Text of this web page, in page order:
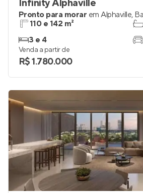
Infinity Alphaville
Pronto para morar em Alphaville,
110 e 142 m²
3 e 4
Venda a partir de
R$ 1.780.000